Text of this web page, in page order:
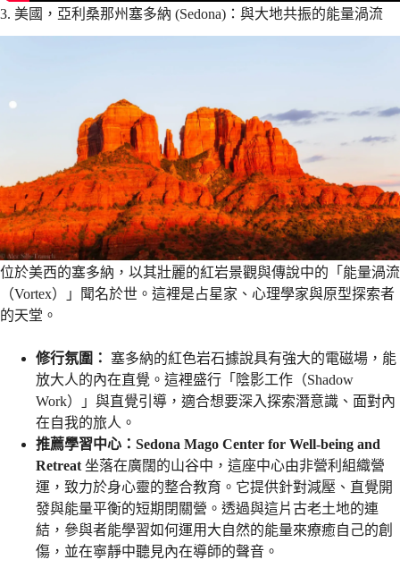
3. 美國，亞利桑那州塞多納 (Sedona)：與大地共振的能量渦流
位於美西的塞多納，以其壯麗的紅岩景觀與傳說中的「能量渦流
（Vortex）」聞名於世。這裡是占星家、心理學家與原型探索者
的天堂。
修行氛圍：
塞多納的紅色岩石據說具有強大的電磁場，能
放大人的內在直覺。這裡盛行「陰影工作（Shadow
Work）」與直覺引導，適合想要深入探索潛意識、面對內
在自我的旅人。
推薦學習中心：Sedona Mago Center for Well-being and
Retreat 坐落在廣闊的山谷中，這座中心由非營利組織營
運，致力於身心靈的整合教育。它提供針對減壓、直覺開
發與能量平衡的短期閉關營。透過與這片古老土地的連
結，參與者能學習如何運用大自然的能量來療癒自己的創
傷，並在寧靜中聽見內在導師的聲音。